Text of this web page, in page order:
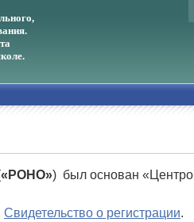
«РОНО») был основан
Свидетельство о регистрации.